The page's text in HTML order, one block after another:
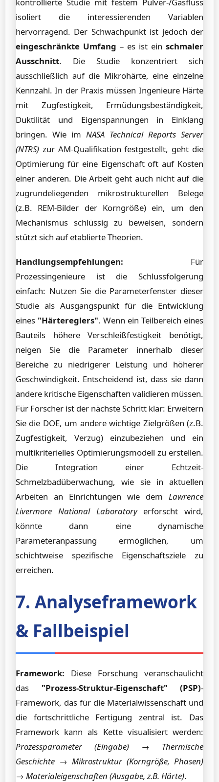
isoliert die interessierenden Variablen
hervorragend. Der Schwachpunkt ist jedoch der
eingeschränkte Umfang – es ist ein schmaler
Ausschnitt. Die Studie konzentriert sich
ausschließlich auf die Mikrohärte, eine einzelne
Kennzahl. In der Praxis müssen Ingenieure Härte
mit Zugfestigkeit, Ermüdungsbeständigkeit,
Duktilität und Eigenspannungen in Einklang
bringen. Wie im NASA Technical Reports Server
(NTRS) zur AM-Qualifikation festgestellt, geht die
Optimierung für eine Eigenschaft oft auf Kosten
einer anderen. Die Arbeit geht auch nicht auf die
zugrundeliegenden mikrostrukturellen Belege
(z.B. REM-Bilder der Korngröße) ein, um den
Mechanismus schlüssig zu beweisen, sondern
stützt sich auf etablierte Theorien.
Handlungsempfehlungen: Für
Prozessingenieure ist die Schlussfolgerung
einfach: Nutzen Sie die Parameterfenster dieser
Studie als Ausgangspunkt für die Entwicklung
eines "Härtereglers". Wenn ein Teilbereich eines
Bauteils höhere Verschleißfestigkeit benötigt,
neigen Sie die Parameter innerhalb dieser
Bereiche zu niedrigerer Leistung und höherer
Geschwindigkeit. Entscheidend ist, dass sie dann
andere kritische Eigenschaften validieren müssen.
Für Forscher ist der nächste Schritt klar: Erweitern
Sie die DOE, um andere wichtige Zielgrößen (z.B.
Zugfestigkeit, Verzug) einzubeziehen und ein
multikriterielles Optimierungsmodell zu erstellen.
Die Integration einer Echtzeit-
Schmelzbadüberwachung, wie sie in aktuellen
Arbeiten an Einrichtungen wie dem Lawrence
Livermore National Laboratoryerforscht wird,
könnte dann eine dynamische
Parameteranpassung ermöglichen, um
schichtweise spezifische Eigenschaftsziele zu
erreichen.
7. Analyseframework
& Fallbeispiel
Framework: Diese Forschung veranschaulicht
das "Prozess-Struktur-Eigenschaft" (PSP)-
Framework, das für die Materialwissenschaft und
die fortschrittliche Fertigung zentral ist. Das
Framework kann als Kette visualisiert werden:
Prozessparameter (Eingabe) → Thermische
Geschichte → Mikrostruktur (Korngröße, Phasen)
→ Materialeigenschaften (Ausgabe, z.B. Härte).